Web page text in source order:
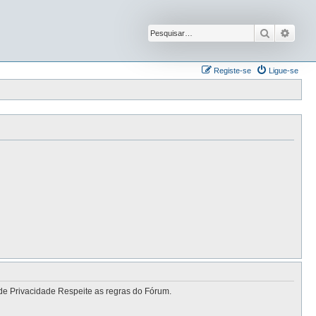
Pesquisar
Ligue-se
Registe-se
Privacidade Respeite as regras do Fórum.